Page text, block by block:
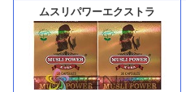
ムスリパワーエクストラ